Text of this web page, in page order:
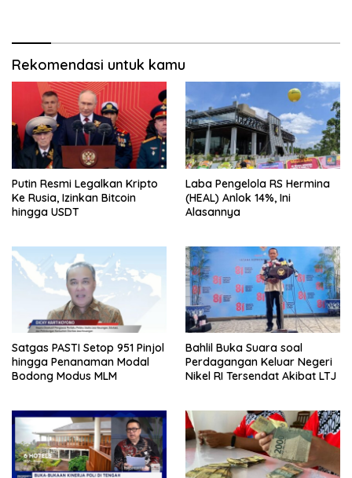
Rekomendasi untuk kamu
Putin Resmi Legalkan Kripto
Ke Rusia, Izinkan Bitcoin
hingga USDT
Laba Pengelola RS Hermina
(HEAL) Anlok 14%, Ini
Alasannya
Satgas PASTI Setop 951 Pinjol
hingga Penanaman Modal
Bodong Modus MLM
Bahlil Buka Suara soal
Perdagangan Keluar Negeri
Nikel RI Tersendat Akibat LTJ